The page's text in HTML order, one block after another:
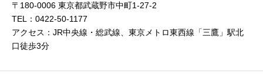
〒180-0006 東京都武蔵野市中町1-27-2
TEL：0422-50-1177
アクセス：JR中央線・総武線、東京メトロ東西線「三鷹」駅北
口徒歩3分